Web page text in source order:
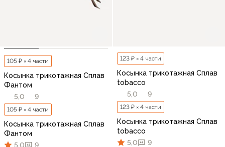
105 ₽ × 4 части
Косынка трикотажная Сплав
Фантом
5,0
9
105 ₽ × 4 части
Косынка трикотажная Сплав
Фантом
5,0
9
123 ₽ × 4 части
Косынка трикотажная Сплав
tobacco
5,0
9
123 ₽ × 4 части
Косынка трикотажная Сплав
tobacco
5,0
9